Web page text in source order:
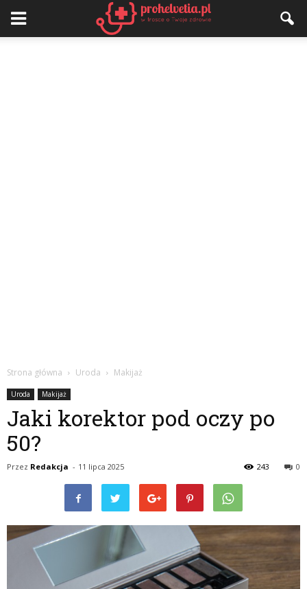
Strona główna Uroda Makijaż
Uroda Makijaż
Jaki korektor pod oczy po
50?
Przez Redakcja - 11 lipca 2025 0
243